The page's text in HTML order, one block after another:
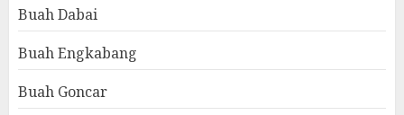
Buah Dabai
Buah Engkabang
Buah Goncar